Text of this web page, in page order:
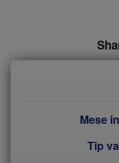
Mese
Tip